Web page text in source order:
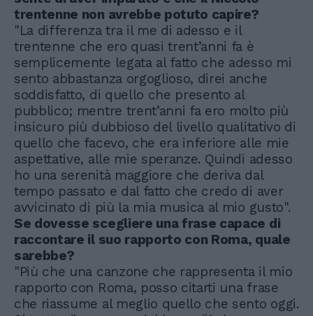
trentenne non avrebbe potuto capire?
"La differenza tra il me di adesso e il
trentenne che ero quasi trent’anni fa è
semplicemente legata al fatto che adesso mi
sento abbastanza orgoglioso, direi anche
soddisfatto, di quello che presento al
pubblico; mentre trent’anni fa ero molto più
insicuro più dubbioso del livello qualitativo di
quello che facevo, che era inferiore alle mie
aspettative, alle mie speranze. Quindi adesso
ho una serenità maggiore che deriva dal
tempo passato e dal fatto che credo di aver
avvicinato di più la mia musica al mio gusto".
Se dovesse scegliere una frase capace di
raccontare il suo rapporto con Roma, quale
sarebbe?
"Più che una canzone che rappresenta il mio
rapporto con Roma, posso citarti una frase
che riassume al meglio quello che sento oggi.